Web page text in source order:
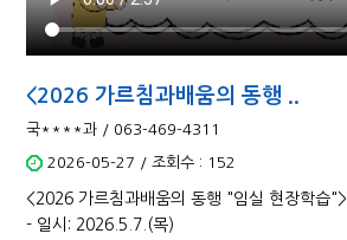
<2026 가르침과배움의 동행 ..
국****과 / 063-469-4311
2026-05-27 / 조회수 : 152
<2026 가르침과배움의 동행 "임실 현장학습">
- 일시: 2026.5.7.(목)